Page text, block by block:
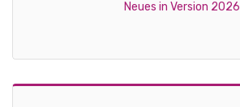
Neues in Version 2026